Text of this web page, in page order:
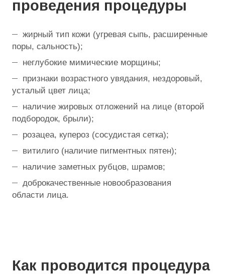
проведения процедуры
жирный тип кожи (угревая сыпь, расширенные
поры, сальность);
неглубокие мимические морщины;
признаки возрастного увядания, нездоровый,
усталый цвет лица;
наличие жировых отложений на лице (второй
подбородок, брыли);
розацеа, купероз (сосудистая сетка);
витилиго (наличие пигментных пятен);
наличие заметных рубцов, шрамов;
доброкачественные новообразования
области лица.
Как проводится процедура